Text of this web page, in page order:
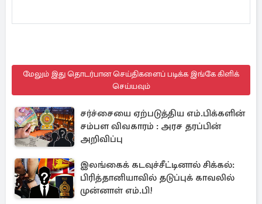
மேலும் இது தொடர்பான செய்திகளைப் படிக்க இங்கே கிளிக்
செய்யவும்
சர்ச்சையை ஏற்படுத்திய எம்.பிக்களின்
சம்பள விவகாரம் : அரச தரப்பின்
அறிவிப்பு
இலங்கைக் கடவுச்சீட்டினால் சிக்கல்:
பிரித்தானியாவில் தடுப்புக் காவலில்
முன்னாள் எம்.பி!